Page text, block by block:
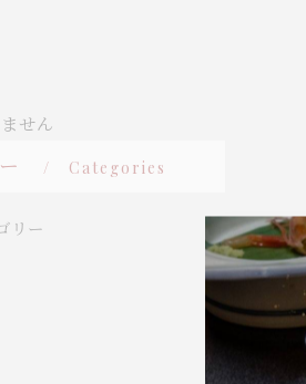
せん
Categories
リー